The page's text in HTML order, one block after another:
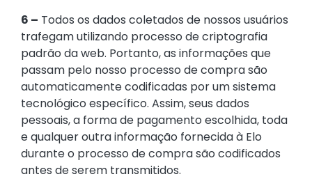
6 – Todos os dados coletados de nossos usuários
trafegam utilizando processo de criptografia
padrão da web. Portanto, as informações que
passam pelo nosso processo de compra são
automaticamente codificadas por um sistema
tecnológico específico. Assim, seus dados
pessoais, a forma de pagamento escolhida, toda
e qualquer outra informação fornecida à Elo
durante o processo de compra são codificados
antes de serem transmitidos.